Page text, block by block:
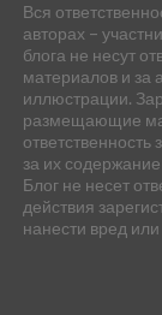
Вся
авторах –
блога не несут
материалов и за
иллюстрации.
размещающие
за их
Блог не несет
действия
нанести вред